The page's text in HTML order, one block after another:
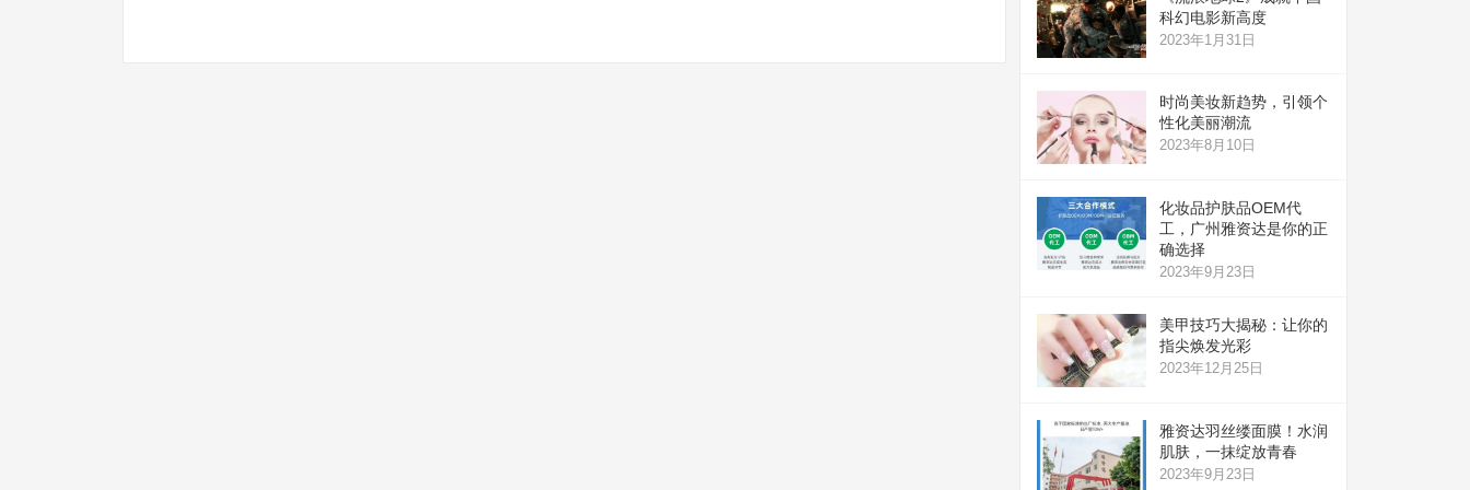
科幻电影新高度
2023年1月31日
时尚美妆新趋势，引领个
性化美丽潮流
2023年8月10日
化妆品护肤品OEM代
工，广州雅资达是你的正
确选择
2023年9月23日
美甲技巧大揭秘：让你的
指尖焕发光彩
2023年12月25日
雅资达羽丝缕面膜！水润
肌肤，一抹绽放青春
2023年9月23日